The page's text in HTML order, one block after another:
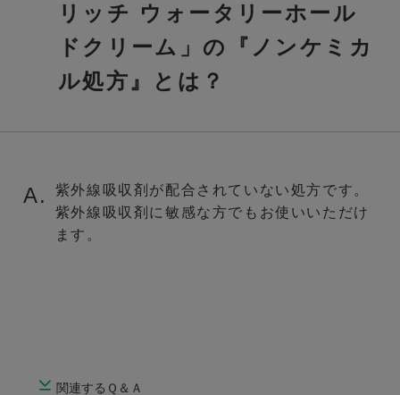
リッチ ウォータリーホール
ドクリーム」の『ノンケミカ
ル処方』とは？
A.
紫外線吸収剤が配合されていない処方です。
紫外線吸収剤に敏感な方でもお使いいただけ
ます。
関連するＱ＆Ａ